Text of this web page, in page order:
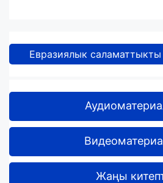
Евразиялык
Жаңы